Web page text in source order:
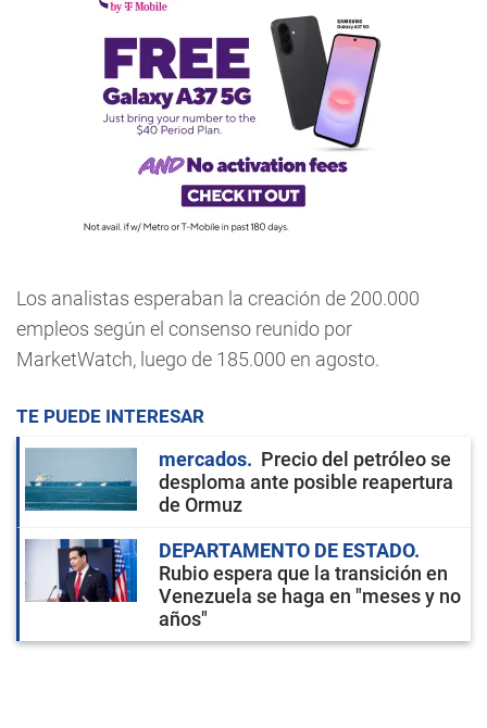
Los analistas esperaban la creación de 200.000
empleos según el consenso reunido por
MarketWatch, luego de 185.000 en agosto.
TE PUEDE INTERESAR
mercados
Precio del petróleo se
desploma ante posible reapertura
de Ormuz
DEPARTAMENTO DE ESTADO
Rubio espera que la transición en
Venezuela se haga en "meses y no
años"